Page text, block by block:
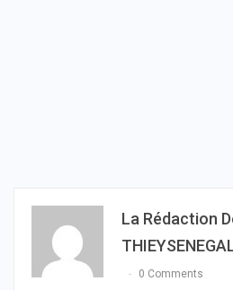
La Rédaction
0 Comments